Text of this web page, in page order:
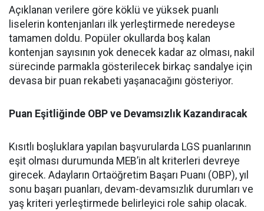
Açıklanan verilere göre köklü ve yüksek puanlı
liselerin kontenjanları ilk yerleştirmede neredeyse
tamamen doldu. Popüler okullarda boş kalan
kontenjan sayısının yok denecek kadar az olması, nakil
sürecinde parmakla gösterilecek birkaç sandalye için
devasa bir puan rekabeti yaşanacağını gösteriyor.
Puan Eşitliğinde OBP ve Devamsızlık Kazandıracak
Kısıtlı boşluklara yapılan başvurularda LGS puanlarının
eşit olması durumunda MEB’in alt kriterleri devreye
girecek. Adayların Ortaöğretim Başarı Puanı (OBP), yıl
sonu başarı puanları, devam-devamsızlık durumları ve
yaş kriteri yerleştirmede belirleyici role sahip olacak.